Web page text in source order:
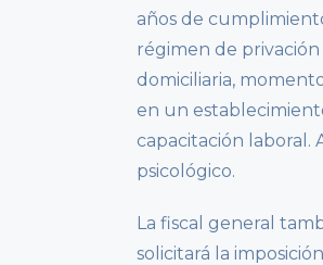
años de
régimen de
domiciliaria,
en un
capacitación laboral.
psicológico.
La fiscal general
solicitará la